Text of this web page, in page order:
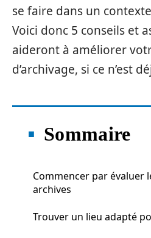
se faire dans un
Voici donc 5 conseils et
aideront à améliorer
d’archivage, si ce n’est
Sommaire
Commencer par évaluer
archives
Trouver un lieu adapté